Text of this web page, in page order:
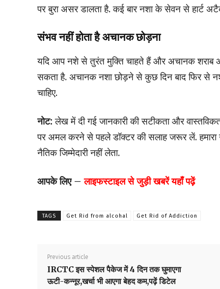
पर बुरा असर डालता है. कई बार नशा के सेवन से हार्ट
संभव नहीं होता है अचानक छोड़ना
यदि आप नशे से तुरंत मुक्ति चाहते हैं और अचानक शराब
सकता है. अचानक नशा छोड़ने से कुछ दिन बाद फिर से
चाहिए.
नोट: लेख में दी गई जानकारी की सटीकता और
पर अमल करने से पहले डॉक्टर की सलाह जरूर लें.
नैतिक जिम्मेदारी नहीं लेता.
आपके लिए –लाइफस्टाइल से जुड़ी खबरें यहाँ पढ़ें
TAGS Get Rid from alcohal Get Rid of Addiction
Previous article
IRCTC इस स्पेशल पैकेज में 4 दिन तक घुमाएगा
ऊटी-कन्नूर,खर्चा भी आएगा बेहद कम,पढ़ें डिटेल